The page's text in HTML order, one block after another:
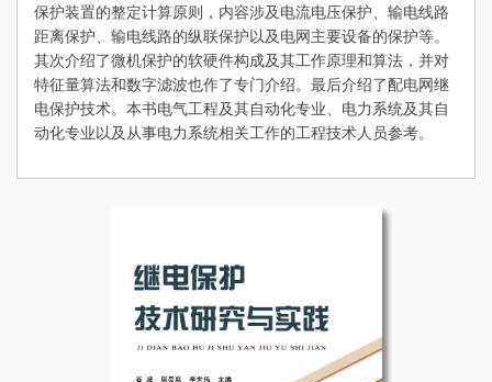
保护装置的整定计算原则，内容涉及电流电压保护、输电线路
距离保护、输电线路的纵联保护以及电网主要设备的保护等。
其次介绍了微机保护的软硬件构成及其工作原理和算法，并对
特征量算法和数字滤波也作了专门介绍。最后介绍了配电网继
电保护技术。本书电气工程及其自动化专业、电力系统及其自
动化专业以及从事电力系统相关工作的工程技术人员参考。